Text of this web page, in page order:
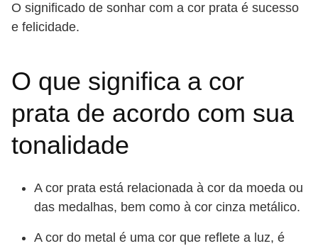
O significado de sonhar com a cor prata é sucesso
e felicidade.
O que significa a cor
prata de acordo com sua
tonalidade
A cor prata está relacionada à cor da moeda ou
das medalhas, bem como à cor cinza metálico.
A cor do metal é uma cor que reflete a luz, é